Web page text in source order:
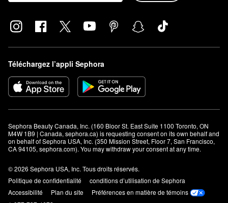
Téléchargez l’appli Sephora
Sephora Beauty Canada, Inc. (160 Bloor St. East Suite 1100 Toronto, ON
M4W 1B9 | Canada, sephora.ca) is requesting consent on its own behalf and
on behalf of Sephora USA, Inc. (350 Mission Street, Floor 7, San Francisco,
CA 94105, sephora.com). You may withdraw your consent at any time.
© 2026 Sephora USA, Inc. Tous droits réservés.
Politique de confidentialité
conditions d’utilisation de Sephora
Accessibilité
Plan du site
Préférences en matière de témoins